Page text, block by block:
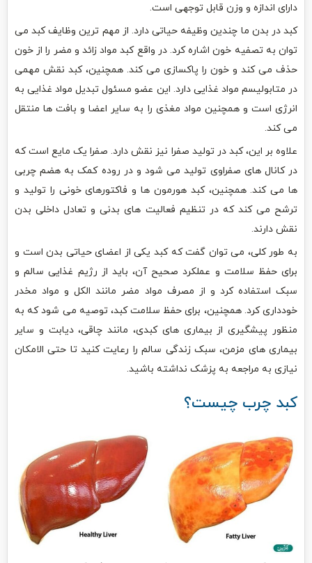
دارای اندازه و وزن قابل توجهی است.
کبد در بدن ما چندین وظیفه حیاتی دارد. از مهم ترین وظایف کبد می
توان به تصفیه خون اشاره کرد. در واقع کبد مواد زائد و مضر را از خون
حذف می کند و خون را پاکسازی می کند. همچنین، کبد نقش مهمی
در متابولیسم مواد غذایی دارد. این عضو مسئول تبدیل مواد غذایی به
انرژی است و همچنین مواد مغذی را به سایر اعضا و بافت ها منتقل
می کند.
علاوه بر این، کبد در تولید صفرا نیز نقش دارد. صفرا یک مایع است که
در کانال های صفراوی تولید می شود و در روده کمک به هضم چربی
ها می کند. همچنین، کبد هورمون ها و فاکتورهای خونی را تولید و
ترشح می کند که در تنظیم فعالیت های بدنی و تعادل داخلی بدن
نقش دارند.
به طور کلی، می توان گفت که کبد یکی از اعضای حیاتی بدن است و
برای حفظ سلامت و عملکرد صحیح آن، باید از رژیم غذایی سالم و
سبک استفاده کرد و از مصرف مواد مضر مانند الکل و مواد مخدر
خودداری کرد. همچنین، برای حفظ سلامت کبد، توصیه می شود که به
منظور پیشگیری از بیماری های کبدی، مانند چاقی، دیابت و سایر
بیماری های مزمن، سبک زندگی سالم را رعایت کنید تا حتی الامکان
نیازی به مراجعه به پزشک نداشته باشید.
کبد چرب چیست؟